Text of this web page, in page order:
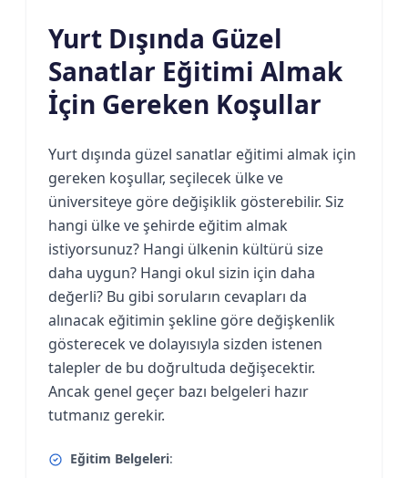
Yurt Dışında Güzel
Sanatlar Eğitimi Almak
İçin Gereken Koşullar
Yurt dışında güzel sanatlar eğitimi almak için
gereken koşullar, seçilecek ülke ve
üniversiteye göre değişiklik gösterebilir. Siz
hangi ülke ve şehirde eğitim almak
istiyorsunuz? Hangi ülkenin kültürü size
daha uygun? Hangi okul sizin için daha
değerli? Bu gibi soruların cevapları da
alınacak eğitimin şekline göre değişkenlik
gösterecek ve dolayısıyla sizden istenen
talepler de bu doğrultuda değişecektir.
Ancak genel geçer bazı belgeleri hazır
tutmanız gerekir.
Eğitim Belgeleri: